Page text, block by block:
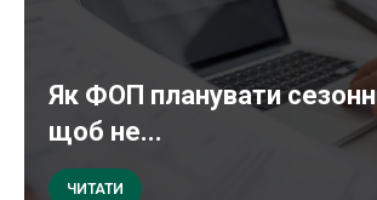
Як ФОП планувати
щоб не...
ЧИТАТИ